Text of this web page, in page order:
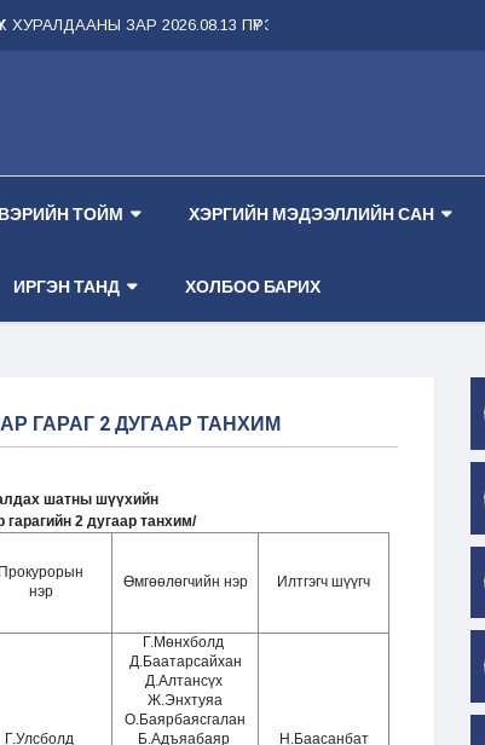
ХУРАЛДААНЫ ЗАР 2026.08.13 ПҮРЭВ ГАРАГ 1 ДҮГЭЭР ТАНХИМ --
ТОЙМ ХЭРГИЙН МЭДЭЭЛЛИЙН САН
ИРГЭН ТАНД ХОЛБОО БАРИХ
ГАРАГ 2 ДУГААР ТАНХИМ
шатны шүүхийн
2 дугаар танхим/
Прокурорын
нэр
Өмгөөлөгчийн нэр Илтгэгч шүүгч
Г.Улсболд
Г.Мөнхболд
Д.Баатарсайхан
Д.Алтансүх
Ж.Энхтуяа
О.Баярбаясгалан
Б.Адъяабаяр
Н.Баасанбат